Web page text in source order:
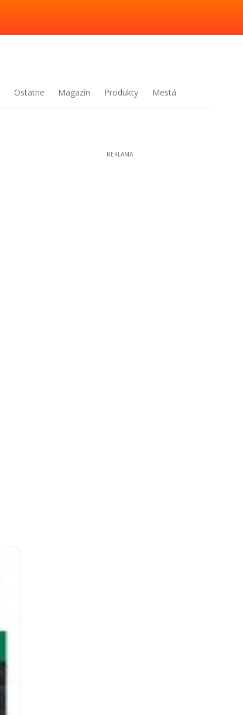
Ostatne Magazín Produkty Mestá
REKLAMA